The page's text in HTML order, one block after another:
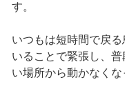
す。
いつもは短時間で戻
いることで緊張し、
い場所から動かなくな